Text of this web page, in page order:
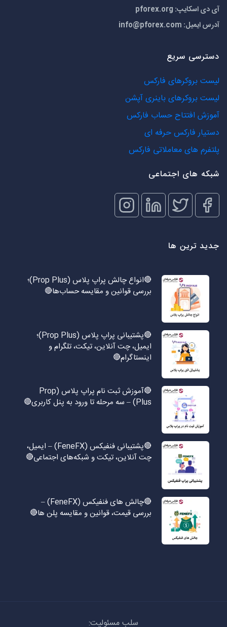
آی دی اسکایپ: pforex.org
آدرس ایمیل: info@pforex.com
دسترسی سریع
لیست بروکرهای فارکس
لیست بروکرهای باینری آپشن
آموزش افتتاح حساب فارکس
دستیار فارکس حرفه ای
پلتفرم های معاملاتی فارکس
شبکه های اجتماعی
جدید ترین ها
🔴انواع چالش پراپ پلاس (Prop Plus)؛
بررسی قوانین و مقایسه حساب‌ها🔴
🔴پشتیبانی پراپ پلاس (Prop Plus)؛
ایمیل، چت آنلاین، تیکت، تلگرام و
اینستاگرام🔴
🔴آموزش ثبت نام پراپ پلاس (Prop
Plus) – سه مرحله تا ورود به پنل کاربری🔴
🔴پشتیبانی فنفیکس (FeneFX) – ایمیل،
چت آنلاین، تیکت و شبکه‌های اجتماعی🔴
🔴چالش های فنفیکس (FeneFX) –
بررسی قیمت، قوانین و مقایسه پلن ها🔴
سلب مسئولیت: